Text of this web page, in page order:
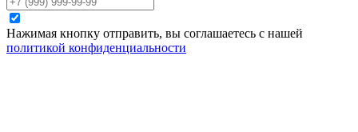
Нажимая кнопку отправить, вы соглашаетесь с нашей
политикой конфиденциальности